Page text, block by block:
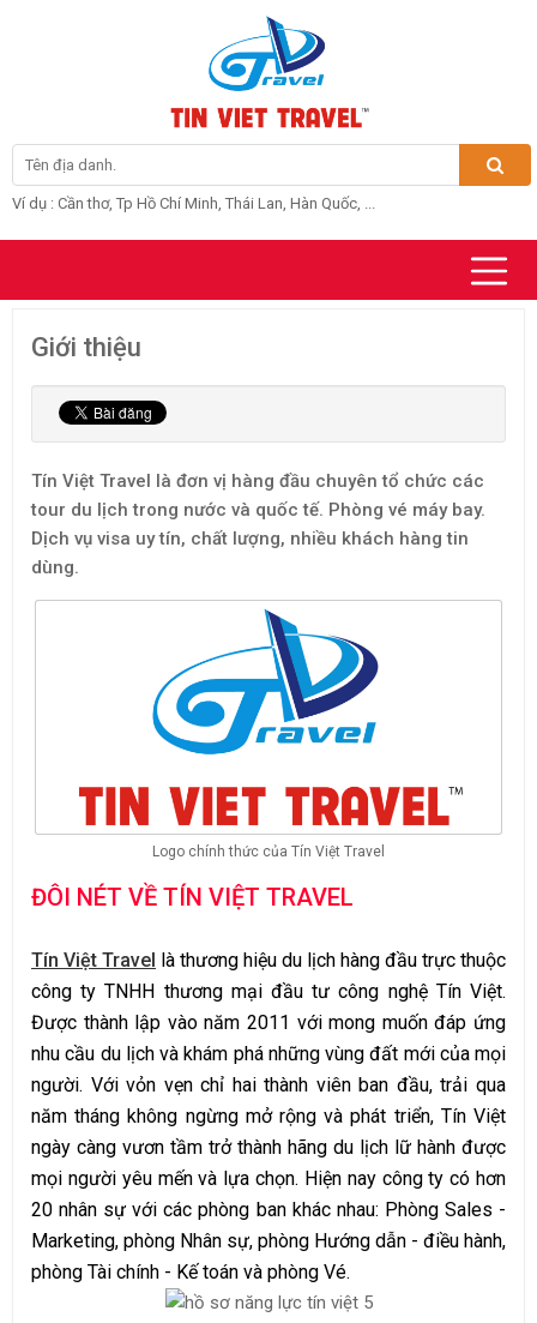
Ví dụ : Cần thơ, Tp Hồ Chí Minh, Thái Lan, Hàn Quốc, ...
Giới thiệu
Tín Việt Travel là đơn vị hàng đầu chuyên tổ chức các
tour du lịch trong nước và quốc tế. Phòng vé máy bay.
Dịch vụ visa uy tín, chất lượng, nhiều khách hàng tin
dùng.
Logo chính thức của Tín Việt Travel
ĐÔI NÉT VỀ TÍN VIỆT TRAVEL
Tín Việt Travel là thương hiệu du lịch hàng đầu trực thuộc
công ty TNHH thương mại đầu tư công nghệ Tín Việt.
Được thành lập vào năm 2011 với mong muốn đáp ứng
nhu cầu du lịch và khám phá những vùng đất mới của mọi
người. Với vỏn vẹn chỉ hai thành viên ban đầu, trải qua
năm tháng không ngừng mở rộng và phát triển, Tín Việt
ngày càng vươn tầm trở thành hãng du lịch lữ hành được
mọi người yêu mến và lựa chọn. Hiện nay công ty có hơn
20 nhân sự với các phòng ban khác nhau: Phòng Sales -
Marketing, phòng Nhân sự, phòng Hướng dẫn - điều hành,
phòng Tài chính - Kế toán và phòng Vé.